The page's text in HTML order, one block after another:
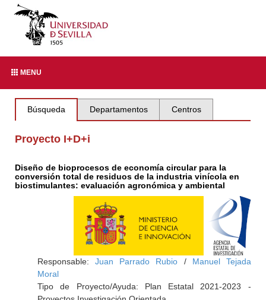
MENU
Búsqueda Departamentos Centros
Proyecto I+D+i
Diseño de bioprocesos de economía circular para la
conversión total de residuos de la industria vinícola en
biostimulantes: evaluación agronómica y ambiental
Responsable:Juan Parrado Rubio / Manuel Tejada
Moral
Tipo de Proyecto/Ayuda: Plan Estatal 2021-2023 -